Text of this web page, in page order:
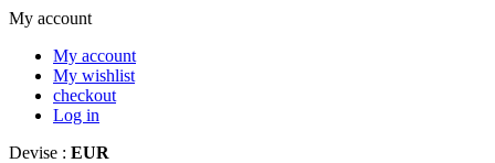
My account
My account
My wishlist
checkout
Log in
Devise : EUR